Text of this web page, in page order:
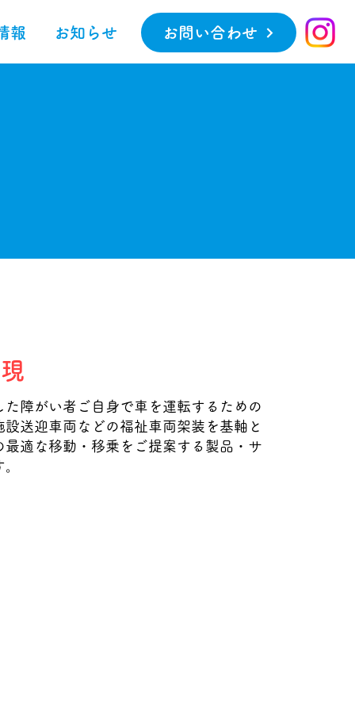
報 お知らせ お問い合わせ
障がい者ご自身で車を運転するための
設送迎車両などの福祉車両架装を基軸と
最適な移動・移乗をご提案する製品・サ